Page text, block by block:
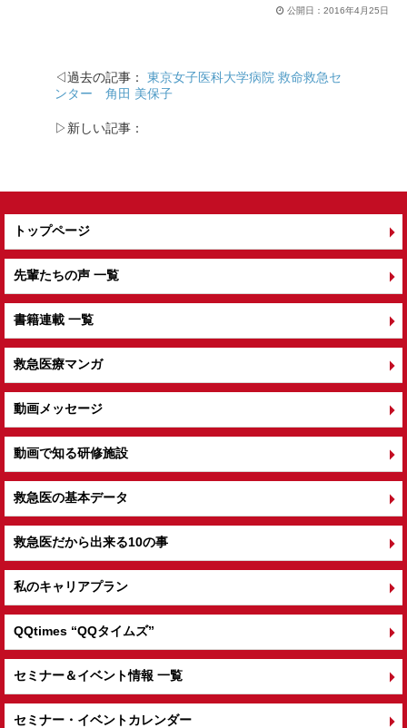
公開日： 2016年4月25日
◁過去の記事： 東京女子医科大学病院 救命救急セ
ンター 角田 美保子
▷新しい記事：
トップページ
先輩たちの声 一覧
書籍連載 一覧
救急医療マンガ
動画メッセージ
動画で知る研修施設
救急医の基本データ
救急医だから出来る10の事
私のキャリアプラン
QQtimes “QQタイムズ”
セミナー＆イベント情報 一覧
セミナー・イベントカレンダー